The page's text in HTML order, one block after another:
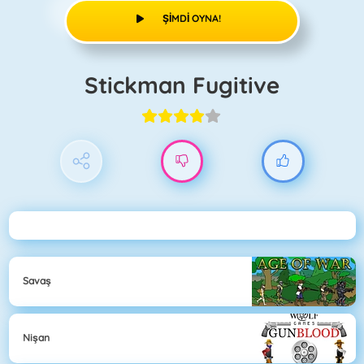
ŞIMDI OYNA!
Stickman Fugitive
Savaş
Nişan